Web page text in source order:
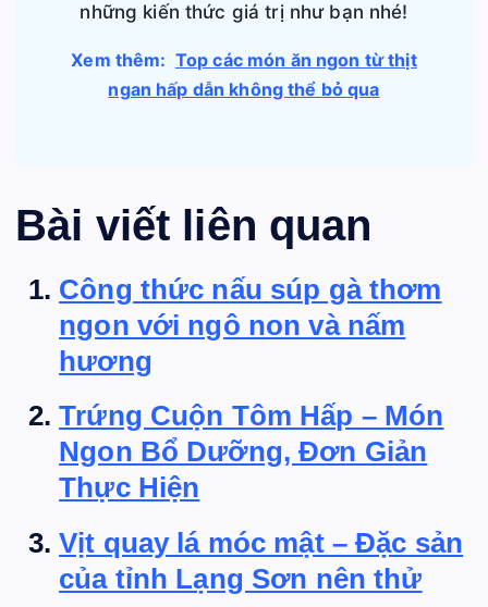
những kiến thức giá trị như bạn nhé!
Xem thêm: Top các món ăn ngon từ thịt
ngan hấp dẫn không thể bỏ qua
Bài viết liên quan
Công thức nấu súp gà thơm
ngon với ngô non và nấm
hương
Trứng Cuộn Tôm Hấp – Món
Ngon Bổ Dưỡng, Đơn Giản
Thực Hiện
Vịt quay lá móc mật – Đặc sản
của tỉnh Lạng Sơn nên thử